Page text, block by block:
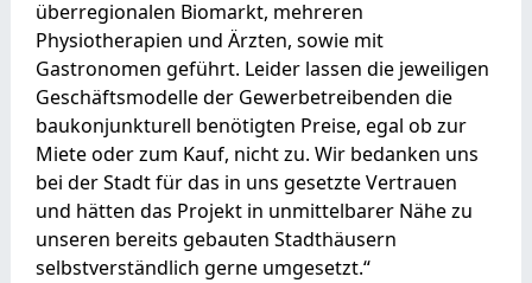
überregionalen Biomarkt, mehreren
Physiotherapien und Ärzten, sowie mit
Gastronomen geführt. Leider lassen die jeweiligen
Geschäftsmodelle der Gewerbetreibenden die
baukonjunkturell benötigten Preise, egal ob zur
Miete oder zum Kauf, nicht zu. Wir bedanken uns
bei der Stadt für das in uns gesetzte Vertrauen
und hätten das Projekt in unmittelbarer Nähe zu
unseren bereits gebauten Stadthäusern
selbstverständlich gerne umgesetzt.“